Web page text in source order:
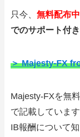
只今、無料配布中
でのサポート付き
＞ Majesty-FX
Majesty-FXを無
で記載しています
IB報酬について